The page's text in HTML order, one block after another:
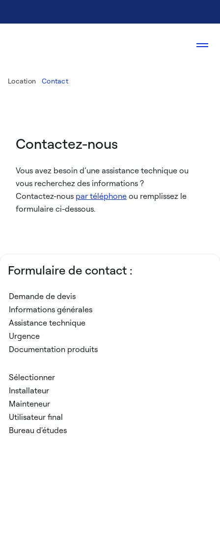
Location Contact
Contactez-nous
Vous avez besoin d’une assistance technique ou
vous recherchez des informations ?
Contactez-nous par téléphone ou remplissez le
formulaire ci-dessous.
Formulaire de contact :